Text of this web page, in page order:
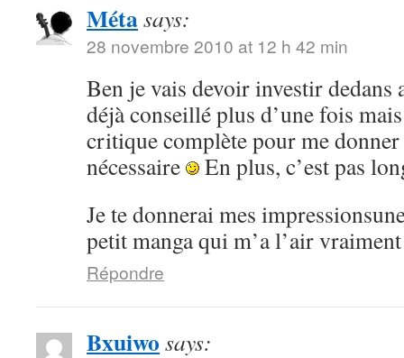
Métasays:
28 novembre 2010 at 12 h 42 min
Ben je vais devoir investir dedans
déjà conseillé plus d’une fois
critique complète pour me
nécessaire
En plus, c’est pas
Je te donnerai mes
petit manga qui m’a l’air
Répondre
Bxuiwo says: